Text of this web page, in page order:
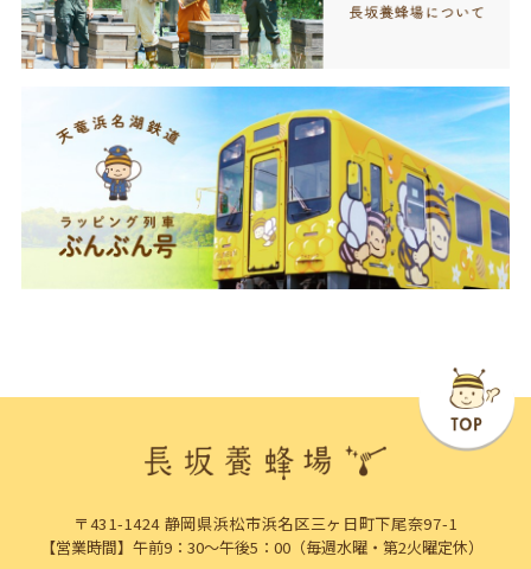
〒431-1424 静岡県浜松市浜名区三ヶ日町下尾奈97-1
【営業時間】午前9：30～午後5：00（毎週水曜・第2火曜定休）